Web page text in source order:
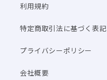
利用規約
特定商取引法に基づく表記
プライバシーポリシー
会社概要